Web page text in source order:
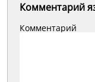
Комментарий
Комментарий